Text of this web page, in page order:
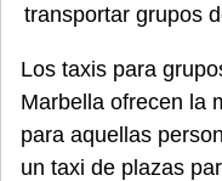
transportar grupos
Los taxis para
Marbella ofrecen la
para aquellas
un taxi de plazas